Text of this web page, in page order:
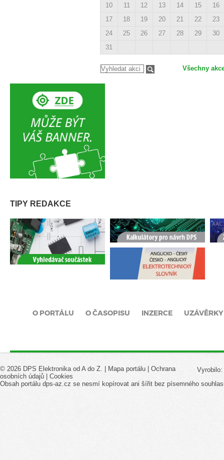
10
11 12 13 14 15
16
17
18 19 20 21 22
23
24
25 26 27 28 29
30
31
Všechny
TIPY REDAKCE
O PORTÁLU O ČASOPISU INZERCE UZÁVĚRKY
Vyrobilo:
© 2026 DPS Elektronika od A do Z. | Mapa portálu
Ochrana
osobních údajů
Cookies
Obsah portálu dps-az.cz se nesmí kopírovat ani šířit bez písemného